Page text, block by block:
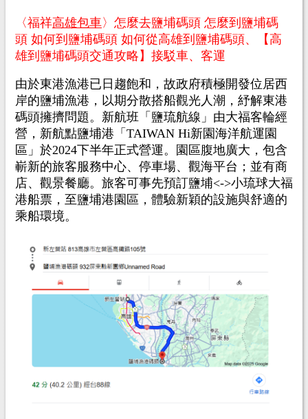
〈福祥高雄包車〉怎麼去鹽埔碼頭 怎麼到 鹽埔碼
頭 如何到 鹽埔碼頭 如何從高雄到 鹽埔碼頭、
【高
雄到 鹽埔碼頭交通攻略】接駁車、客運
由於東港漁港已日趨飽和，故政府積極開發位居西
岸的鹽埔漁港，以期分散搭船觀光人潮，紓解東港
碼頭擁擠問題。 新航班「鹽琉航線」由大福客輪經
營，新航點鹽埔港「TAIWAN Hi新園海洋航運園
區」於2024下半年正式營運。園區腹地廣大，包含
嶄新的旅客服務中心、停車場、觀海平台；並有商
店、觀景餐廳。旅客可事先預訂鹽埔<->小琉球大福
港船票，至鹽埔港園區，體驗新穎的設施與舒適的
乘船環境。